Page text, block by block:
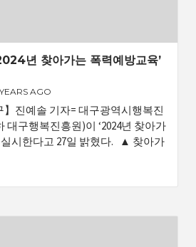
년 찾아가는 폭력예방교육’
AGO
】진예솔 기자= 대구광역시행복진
대구행복진흥원)이 ‘2024년 찾아가
실시한다고 27일 밝혔다. ▲ 찾아가